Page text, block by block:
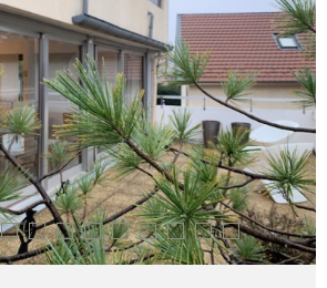
ALERTE
CONTACT